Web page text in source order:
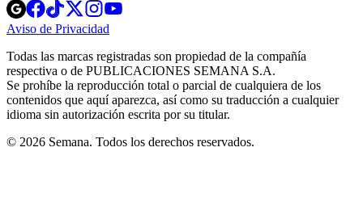
Opens
in
new
Opens
in
new
Opens
in
new
window
Opens
new
windowwindow
Aviso de Privacidad
new
window
Todas las marcas registradas son propiedad de la compañía
respectiva o de PUBLICACIONES SEMANA S.A.
Se prohíbe la reproducción total o parcial de cualquiera de los
contenidos que aquí aparezca, así como su traducción a cualquier
idioma sin autorización escrita por su titular.
© 2026 Semana. Todos los derechos reservados.